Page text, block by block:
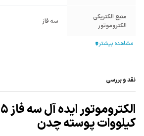
منبع الکتریکی
الکتروموتور
سه فاز
جنس پوسته
شرایط کارکرد Duty S1
دور خروجی
الکتروموتور
1400 تا 1500
نقد و بررسی
کیلووات پوسته چدن